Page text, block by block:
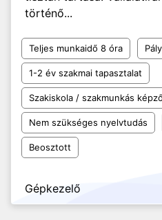
történő...
Teljes munkaidő 8 óra
1-2 év szakmai tapasztalat
Szakiskola / szakmunkás képző
Nem szükséges nyelvtudás
Beosztott
Gépkezelő